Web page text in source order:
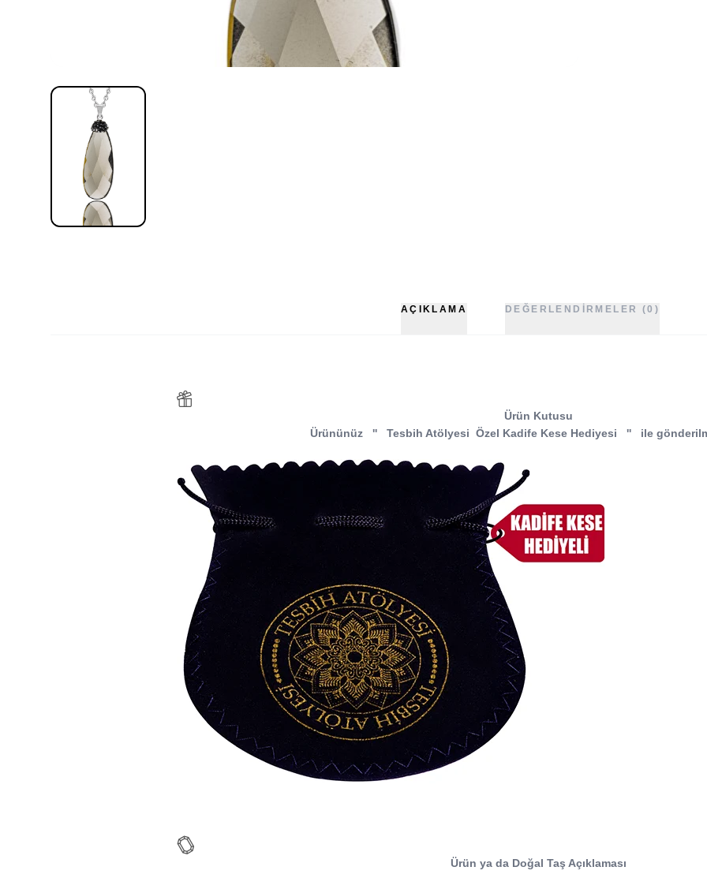
AÇIKLAMA DEĞERLENDIRMELER (0)
Ürün Kutusu
Ürününüz
'' Tesbih Atölyesi Özel Kadife Kese Hediyesi '' ile
Ürün ya da Doğal Taş Açıklaması